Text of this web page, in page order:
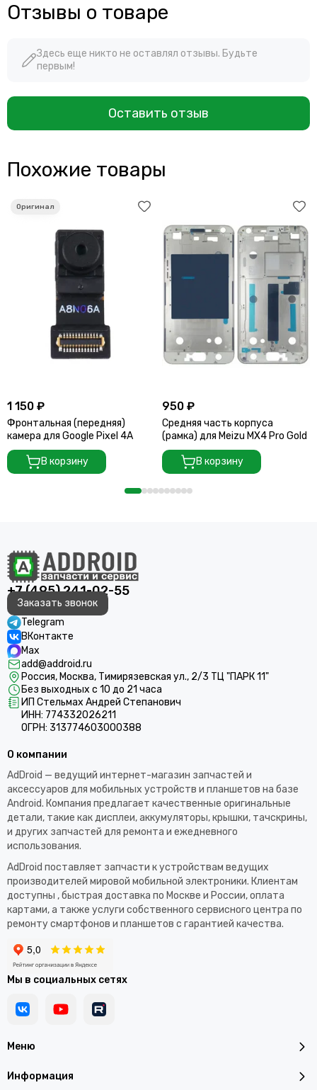
Отзывы о товаре
Здесь еще никто не оставлял отзывы. Будьте
первым!
Оставить отзыв
Похожие товары
1 150 ₽
Фронтальная (передняя)
камера для Google Pixel 4A
В корзину
950 ₽
Средняя часть корпуса
(рамка) для Meizu MX4 Pro Gold
В корзину
+7 (495) 241-02-55
Заказать звонок
Telegram
ВКонтакте
Max
add@addroid.ru
Россия, Москва, Тимирязевская ул., 2/3 ТЦ "ПАРК 11"
Без выходных с 10 до 21 часа
ИП Стельмах Андрей Степанович
ИНН: 774332026211
ОГРН: 313774603000388
Меню
Информация
О компании
AdDroid — ведущий интернет-магазин запчастей и
аксессуаров для мобильных устройств и планшетов на базе
Android. Компания предлагает качественные оригинальные
детали, такие как дисплеи, аккумуляторы, крышки, тачскрины,
и других запчастей для ремонта и ежедневного
использования.​
AdDroid поставляет запчасти к устройствам ведущих
производителей мировой мобильной электроники. Клиентам
доступны , быстрая доставка по Москве и России, оплата
картами, а также услуги собственного сервисного центра по
ремонту смартфонов и планшетов с гарантией качества.
Мы в социальных сетях